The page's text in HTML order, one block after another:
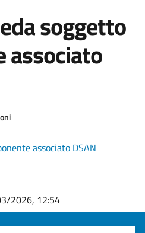
soggetto
associato
associato DSAN
2026, 12:54